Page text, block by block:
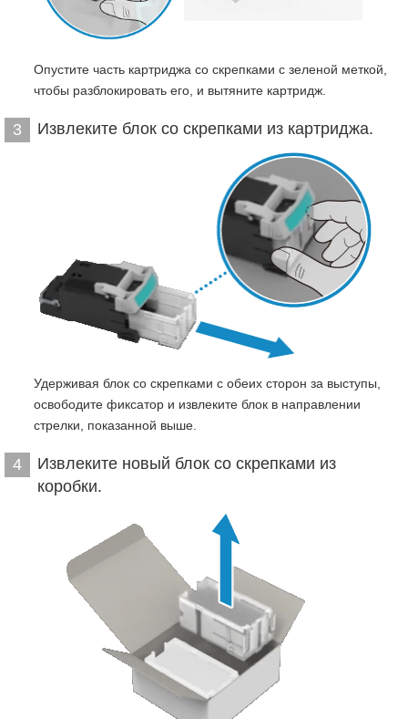
Опустите часть картриджа со скрепками с зеленой меткой,
чтобы разблокировать его, и вытяните картридж.
3 Извлеките блок со скрепками из картриджа.
Удерживая блок со скрепками с обеих сторон за выступы,
освободите фиксатор и извлеките блок в направлении
стрелки, показанной выше.
4
Извлеките новый блок со скрепками из
коробки.